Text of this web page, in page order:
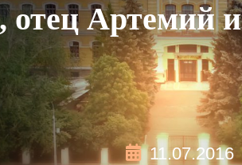
отец Артемий
11.07.2016